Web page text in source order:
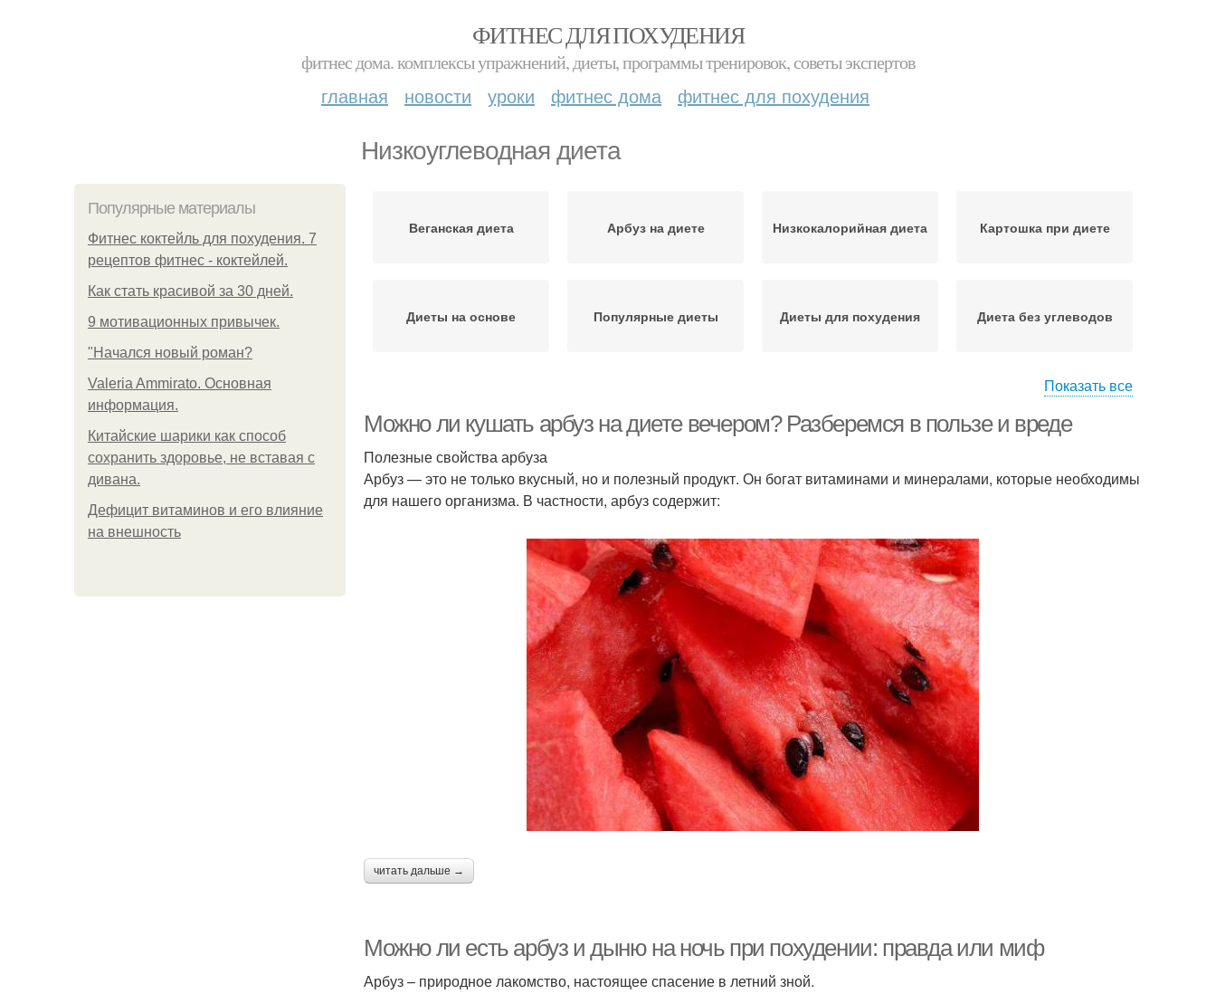
ФИТНЕС ДЛЯ ПОХУДЕНИЯ
фитнес дома. комплексы упражнений, диеты, программы тренировок, советы экспертов
главная новости уроки фитнес дома фитнес для похудения
Низкоуглеводная диета
Популярные материалы
Фитнес коктейль для похудения. 7
рецептов фитнес - коктейлей.
Как стать красивой за 30 дней.
9 мотивационных привычек.
"Начался новый роман?
Valeria Ammirato. Основная
информация.
Китайские шарики как способ
сохранить здоровье, не вставая с
дивана.
Дефицит витаминов и его влияние
на внешность
Веганская диета Арбуз на диете Низкокалорийная диета Картошка при диете
Диеты на основе Популярные диеты Диеты для похудения Диета без углеводов
Диета для сушки Диеты при сушке
Показать все
Можно ли кушать арбуз на диете вечером? Разберемся в пользе и вреде
Полезные свойства арбуза
Арбуз — это не только вкусный, но и полезный продукт. Он богат витаминами и минералами, которые необходимы
для нашего организма. В частности, арбуз содержит:
читать дальше →
Можно ли есть арбуз и дыню на ночь при похудении: правда или миф
Арбуз – природное лакомство, настоящее спасение в летний зной.